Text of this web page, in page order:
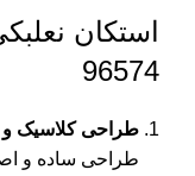
استکان
96574
طراحی کلاسیک
طراحی ساده و